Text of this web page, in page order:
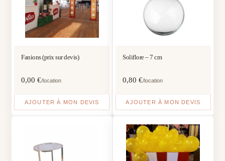
Fanions (prix sur devis)
0,00€/location
AJOUTER À MON DEVIS
Soliflore – 7 cm
0,80 €/location
AJOUTER À MON DEVIS